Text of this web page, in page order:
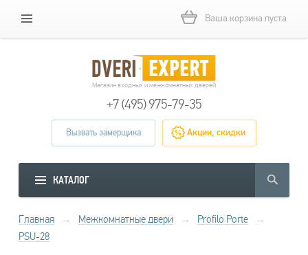
Ваша корзина пуста
Магазин входных и межкомнатных дверей
+7 (495) 975-79-35
Вызвать замерщика Акции, скидки
КАТАЛОГ
Главная → Межкомнатные двери → Profilo Porte
→
PSU-28